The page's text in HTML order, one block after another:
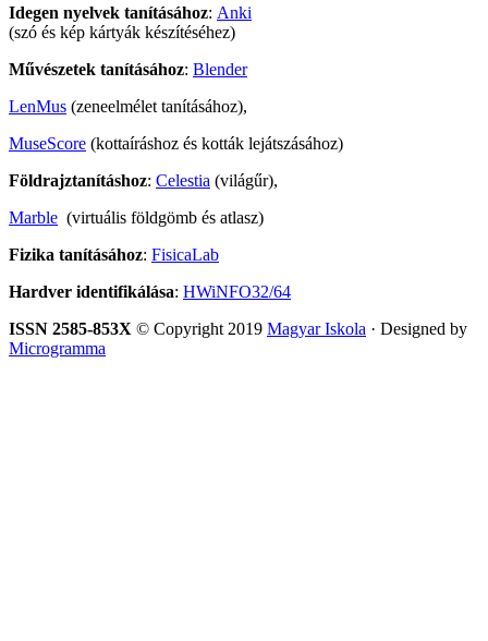
Idegen nyelvek tanításához: Anki
(szó és kép kártyák készítéséhez)
Művészetek tanításához: Blender
LenMus (zeneelmélet tanításához),
MuseScore (kottaíráshoz és kották lejátszásához)
Földrajztanításhoz: Celestia (világűr),
Marble (virtuális földgömb és atlasz)
Fizika tanításához: FisicaLab
Hardver identifikálása: HWiNFO32/64
ISSN 2585-853X © Copyright 2019 Magyar Iskola · Designed by
Microgramma